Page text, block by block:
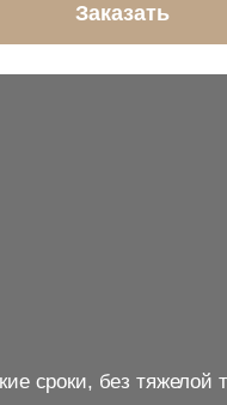
Заказать
сроки, без